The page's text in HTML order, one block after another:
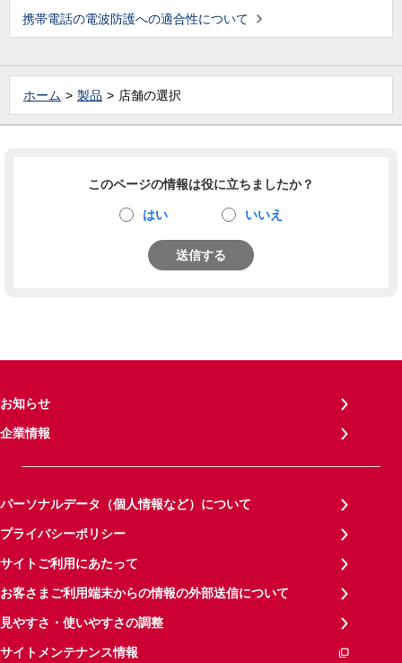
携帯電話の電波防護への適合性について
ホーム 製品 店舗の選択
このページの情報は役に立ちましたか？
はい いいえ
送信する
お知らせ
企業情報
パーソナルデータ（個人情報など）について
プライバシーポリシー
サイトご利用にあたって
お客さまご利用端末からの情報の外部送信について
見やすさ・使いやすさの調整
サイトメンテナンス情報